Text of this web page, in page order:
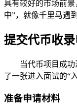
具有较好的市场前景
中”，就像千里马遇
提交代币收
当代币项目成
了一张进入面试的“
准备申请材料